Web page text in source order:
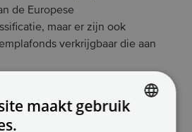
de Europese
maar er zijn ook
verkrijgbaar die aan
maakt gebruik